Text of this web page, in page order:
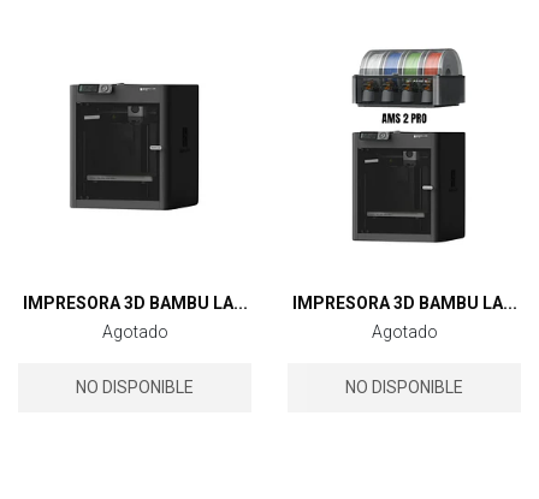
IMPRESORA 3D BAMBU LA...
Agotado
NO DISPONIBLE
IMPRESORA 3D BAMBU LA...
Agotado
NO DISPONIBLE